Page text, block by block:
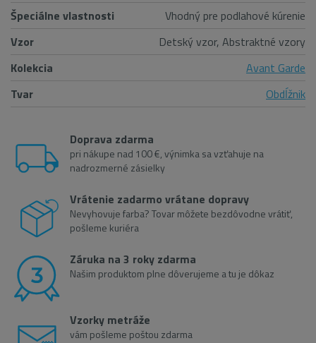
Špeciálne vlastnosti
Vhodný pre podlahové kúrenie
Vzor
Detský vzor, Abstraktné vzory
Kolekcia
Avant Garde
Tvar
Obdĺžnik
Doprava zdarma
pri nákupe nad 100 €, výnimka sa vzťahuje na
nadrozmerné zásielky
Vrátenie zadarmo vrátane dopravy
Nevyhovuje farba? Tovar môžete bezdôvodne vrátiť,
pošleme kuriéra
Záruka na 3 roky zdarma
Našim produktom plne dôverujeme a tu je dôkaz
Vzorky metráže
vám pošleme poštou zdarma